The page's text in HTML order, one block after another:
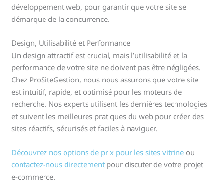
développement web, pour garantir que votre site se
démarque de la concurrence.
Design, Utilisabilité et Performance
Un design attractif est crucial, mais l’utilisabilité et la
performance de votre site ne doivent pas être négligées.
Chez ProSiteGestion, nous nous assurons que votre site
est intuitif, rapide, et optimisé pour les moteurs de
recherche. Nos experts utilisent les dernières technologies
et suivent les meilleures pratiques du web pour créer des
sites réactifs, sécurisés et faciles à naviguer.
Découvrez nos options de prix pour les sites vitrine ou
contactez-nous directement pour discuter de votre projet
e-commerce.